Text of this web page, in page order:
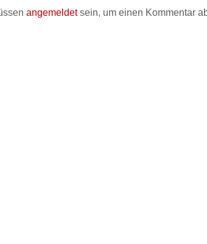
angemeldetsein, um einen Kommentar